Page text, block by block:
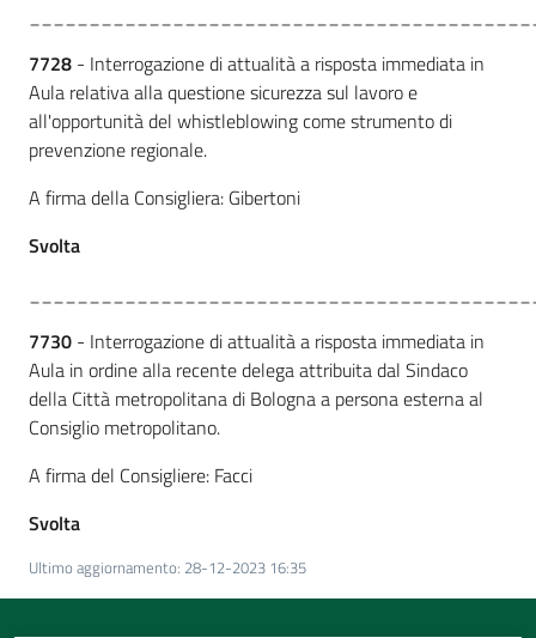
7728 - Interrogazione di attualità a risposta immediata in
Aula relativa alla questione sicurezza sul lavoro e
all'opportunità del whistleblowing come strumento di
prevenzione regionale.
A firma della Consigliera: Gibertoni
Svolta
7730 - Interrogazione di attualità a risposta immediata in
Aula in ordine alla recente delega attribuita dal Sindaco
della Città metropolitana di Bologna a persona esterna al
Consiglio metropolitano.
A firma del Consigliere: Facci
Svolta
Ultimo aggiornamento: 28-12-2023 16:35